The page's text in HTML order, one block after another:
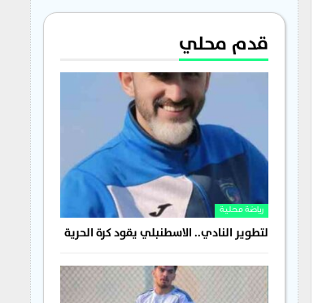
قدم محلي
رياضة محلية
لتطوير النادي.. الاسطنبلي يقود كرة الحرية